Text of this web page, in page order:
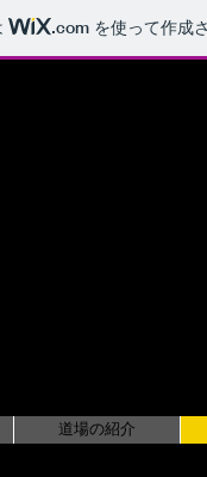
.com を使って作成
道場の紹介